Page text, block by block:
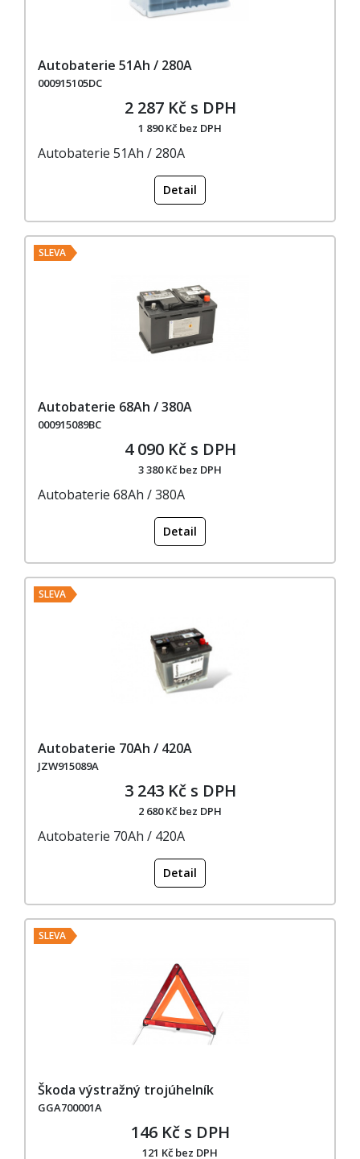
Autobaterie 51Ah / 280A
000915105DC
2 287 Kč s DPH
1 890 Kč bez DPH
Autobaterie 51Ah / 280A
Detail
SLEVA
Autobaterie 68Ah / 380A
000915089BC
4 090 Kč s DPH
3 380 Kč bez DPH
Autobaterie 68Ah / 380A
Detail
SLEVA
Autobaterie 70Ah / 420A
JZW915089A
3 243 Kč s DPH
2 680 Kč bez DPH
Autobaterie 70Ah / 420A
Detail
SLEVA
Škoda výstražný trojúhelník
GGA700001A
146 Kč s DPH
121 Kč bez DPH